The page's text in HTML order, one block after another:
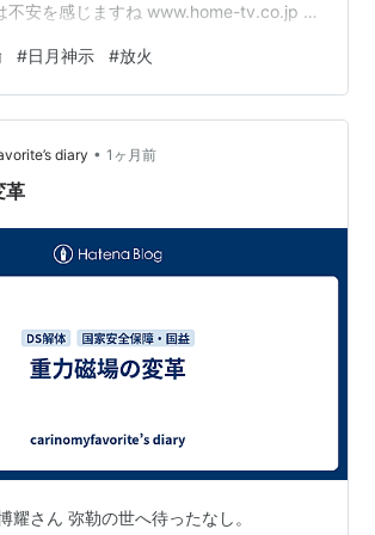
不安を感じますね www.home-tv.co.jp 伊
そらを飛とび回まわりても、 元来もとか
が畜生ちくせうに近ちかい体主霊従あく
であるから、 余あまり神界しんかいの御
いのであるぞよ。 鳥とりや猫ねこや鼠ね
ほど尊とうとき神社おやしろの上うへへ
#日月神示 #放火
diary • 1ヶ月前
革
耀さん 弥勒の世へ待ったなし。